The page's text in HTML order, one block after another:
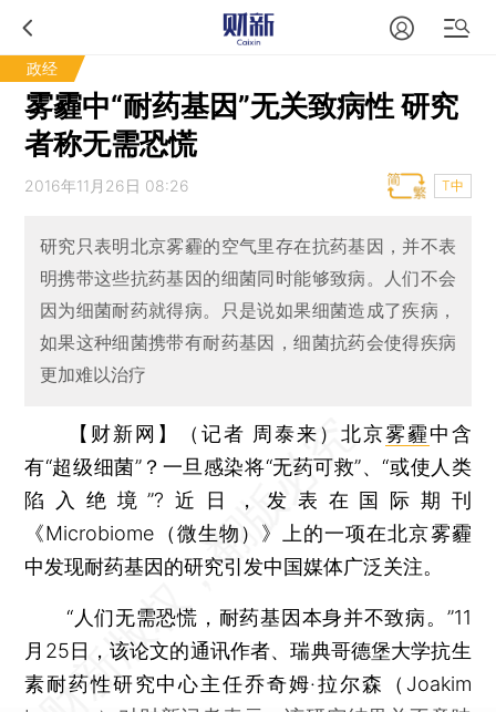
政经
雾霾中“耐药基因”无关致病性 研究
者称无需恐慌
2016年11月26日 08:26 T中
研究只表明北京雾霾的空气里存在抗药基因，并不表
明携带这些抗药基因的细菌同时能够致病。人们不会
因为细菌耐药就得病。只是说如果细菌造成了疾病，
如果这种细菌携带有耐药基因，细菌抗药会使得疾病
更加难以治疗
【财新网】（记者 周泰来）北京雾霾中含
有“超级细菌”？一旦感染将“无药可救”、“或使人类
陷入绝境”?近日，发表在国际期刊
《Microbiome（微生物）》上的一项在北京雾霾
中发现耐药基因的研究引发中国媒体广泛关注。
“人们无需恐慌，耐药基因本身并不致病。”11
月25日，该论文的通讯作者、瑞典哥德堡大学抗生
素耐药性研究中心主任乔奇姆·拉尔森（Joakim